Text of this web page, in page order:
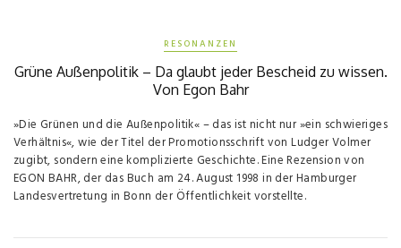
RESONANZEN
Grüne Außenpolitik – Da glaubt jeder Bescheid zu wissen.
Von Egon Bahr
»Die Grünen und die Außenpolitik« – das ist nicht nur »ein schwieriges
Verhältnis«, wie der Titel der Promotionsschrift von Ludger Volmer
zugibt, sondern eine komplizierte Geschichte. Eine Rezension von
EGON BAHR, der das Buch am 24. August 1998 in der Hamburger
Landesvertretung in Bonn der Öffentlichkeit vorstellte.